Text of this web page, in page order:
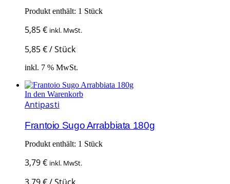
Produkt enthält: 1 Stück
5,85€ inkl. MwSt.
5,85€/Stück
inkl. 7 % MwSt.
In den Warenkorb
Antipasti
Frantoio Sugo Arrabbiata 180g
Produkt enthält: 1 Stück
3,79€ inkl. MwSt.